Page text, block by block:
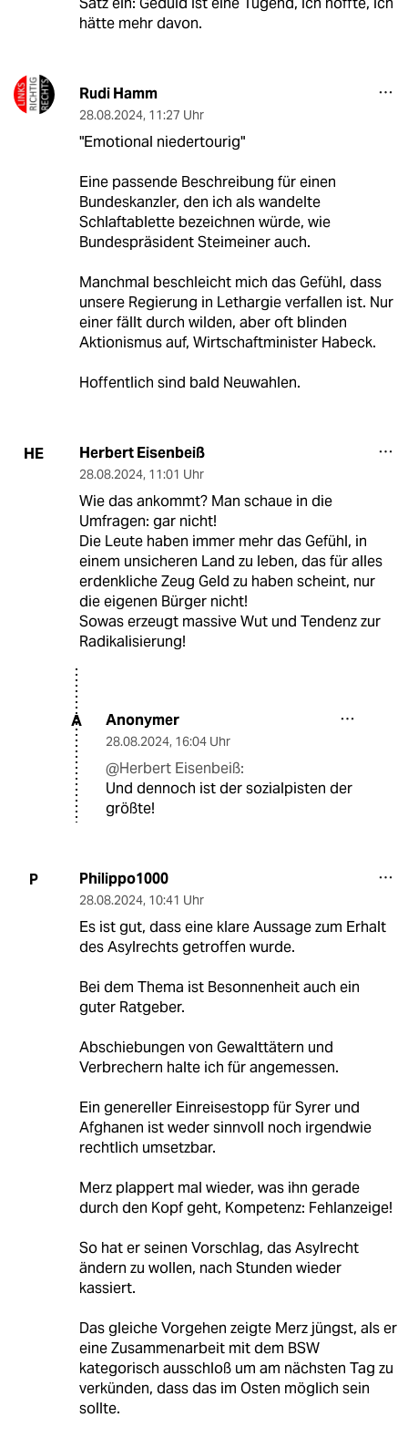
hätte mehr davon.
Rudi Hamm
28.08.2024, 11:27 Uhr
"Emotional niedertourig"
Eine passende Beschreibung für einen
Bundeskanzler, den ich als wandelte
Schlaftablette bezeichnen würde, wie
Bundespräsident Steimeiner auch.
Manchmal beschleicht mich das Gefühl, dass
unsere Regierung in Lethargie verfallen ist. Nur
einer fällt durch wilden, aber oft blinden
Aktionismus auf, Wirtschaftminister Habeck.
Hoffentlich sind bald Neuwahlen.
HE Herbert Eisenbeiß
28.08.2024, 11:01 Uhr
Wie das ankommt? Man schaue in die
Umfragen: gar nicht!
Die Leute haben immer mehr das Gefühl, in
einem unsicheren Land zu leben, das für alles
erdenkliche Zeug Geld zu haben scheint, nur
die eigenen Bürger nicht!
Sowas erzeugt massive Wut und Tendenz zur
Radikalisierung!
A Anonymer
28.08.2024, 16:04 Uhr
@Herbert Eisenbeiß:
Und dennoch ist der sozialpisten der
größte!
P Philippo1000
28.08.2024, 10:41 Uhr
Es ist gut, dass eine klare Aussage zum Erhalt
des Asylrechts getroffen wurde.
Bei dem Thema ist Besonnenheit auch ein
guter Ratgeber.
Abschiebungen von Gewalttätern und
Verbrechern halte ich für angemessen.
Ein genereller Einreisestopp für Syrer und
Afghanen ist weder sinnvoll noch irgendwie
rechtlich umsetzbar.
Merz plappert mal wieder, was ihn gerade
durch den Kopf geht, Kompetenz: Fehlanzeige!
So hat er seinen Vorschlag, das Asylrecht
ändern zu wollen, nach Stunden wieder
kassiert.
Das gleiche Vorgehen zeigte Merz jüngst, als er
eine Zusammenarbeit mit dem BSW
kategorisch ausschloß um am nächsten Tag zu
verkünden, dass das im Osten möglich sein
sollte.